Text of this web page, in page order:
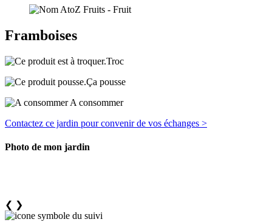
Framboises
Troc
Ça pousse
A consommer
Contactez ce jardin pour convenir de vos échanges >
Photo de mon jardin
❮ ❯